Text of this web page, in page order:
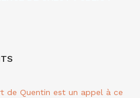
de Quentin est un appel à ce